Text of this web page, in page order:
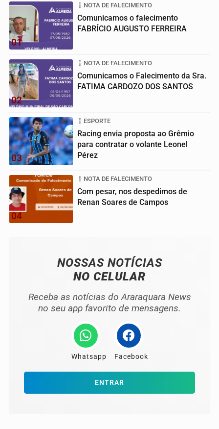
01
NOTA DE FALECIMENTO
Comunicamos o falecimento
FABRÍCIO AUGUSTO FERREIRA
02
NOTA DE FALECIMENTO
Comunicamos o Falecimento da Sra.
FATIMA CARDOZO DOS SANTOS
03
ESPORTE
Racing envia proposta ao Grêmio
para contratar o volante Leonel
Pérez
04
NOTA DE FALECIMENTO
Com pesar, nos despedimos de
Renan Soares de Campos
NOSSAS NOTÍCIAS
NO CELULAR
Receba as notícias do Araraquara News
no seu app favorito de mensagens.
Whatsapp Facebook
ENTRAR